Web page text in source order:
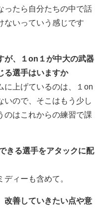
ったら自分たちの中で話
ないっていう感じです
が、１on１が中大の武器
る選手はいますか
に上げているのは、１on
いので、そこはもう少し
のはこれからの練習で課
きる選手をアタックに配
ィーも含めて。
改善していきたい点や意